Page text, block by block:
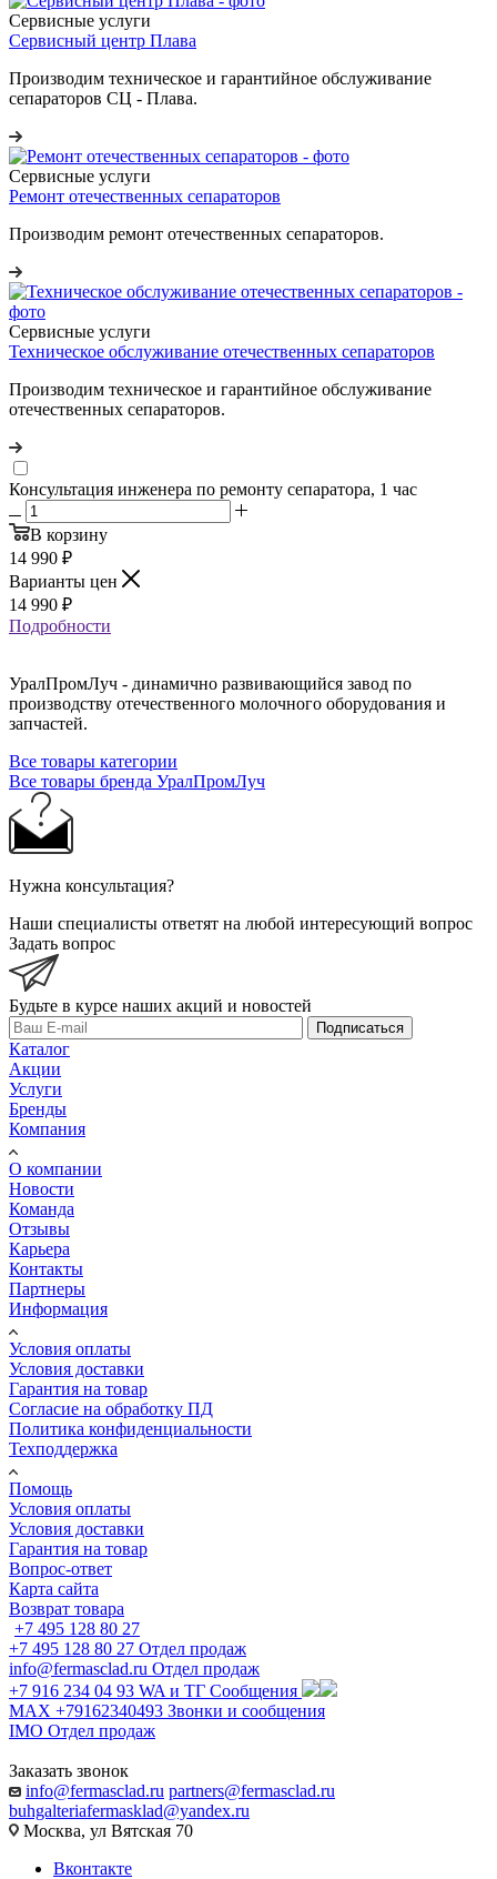
Сервисные услуги
Сервисный центр Плава
Производим техническое и гарантийное обслуживание
сепараторов СЦ - Плава.
Сервисные услуги
Ремонт отечественных сепараторов
Производим ремонт отечественных сепараторов.
Сервисные услуги
Техническое обслуживание отечественных сепараторов
Производим техническое и гарантийное обслуживание
отечественных сепараторов.
Консультация инженера по ремонту сепаратора, 1 час
В корзину
14 990 ₽
Варианты цен
14 990 ₽
Подробности
УралПромЛуч - динамично развивающийся завод по
производству отечественного молочного оборудования и
запчастей.
Все товары категории
Все товары бренда УралПромЛуч
Нужна консультация?
Наши специалисты ответят на любой интересующий вопрос
Задать вопрос
Будьте в курсе наших акций и новостей
Подписаться
Каталог
Акции
Услуги
Бренды
Компания
О компании
Новости
Команда
Отзывы
Карьера
Контакты
Партнеры
Информация
Условия оплаты
Условия доставки
Гарантия на товар
Согласие на обработку ПД
Политика конфиденциальности
Техподдержка
Помощь
Условия оплаты
Условия доставки
Гарантия на товар
Вопрос-ответ
Карта сайта
Возврат товара
+7 495 128 80 27
+7 495 128 80 27 Отдел продаж
info@fermasclad.ru Отдел продаж
+7 916 234 04 93 WA и ТГ Сообщения
MAX +79162340493 Звонки и сообщения
IMO Отдел продаж
Заказать звонок
info@fermasclad.ru partners@fermasclad.ru
buhgalteriafermasklad@yandex.ru
Москва, ул Вятская 70
Вконтакте